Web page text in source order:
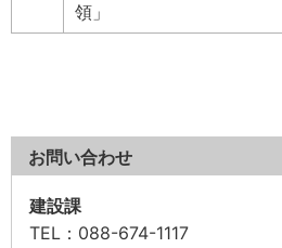
領」
お問い合わせ
建設課
TEL ：088-674-1117